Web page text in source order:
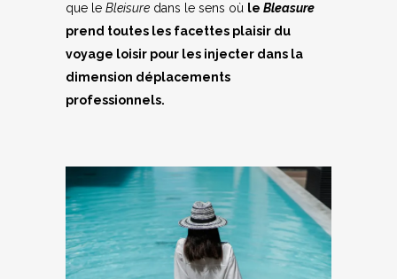
que le Bleisure dans le sens où le Bleasure
prend toutes les facettes plaisir du
voyage loisir pour les injecter dans la
dimension déplacements
professionnels.